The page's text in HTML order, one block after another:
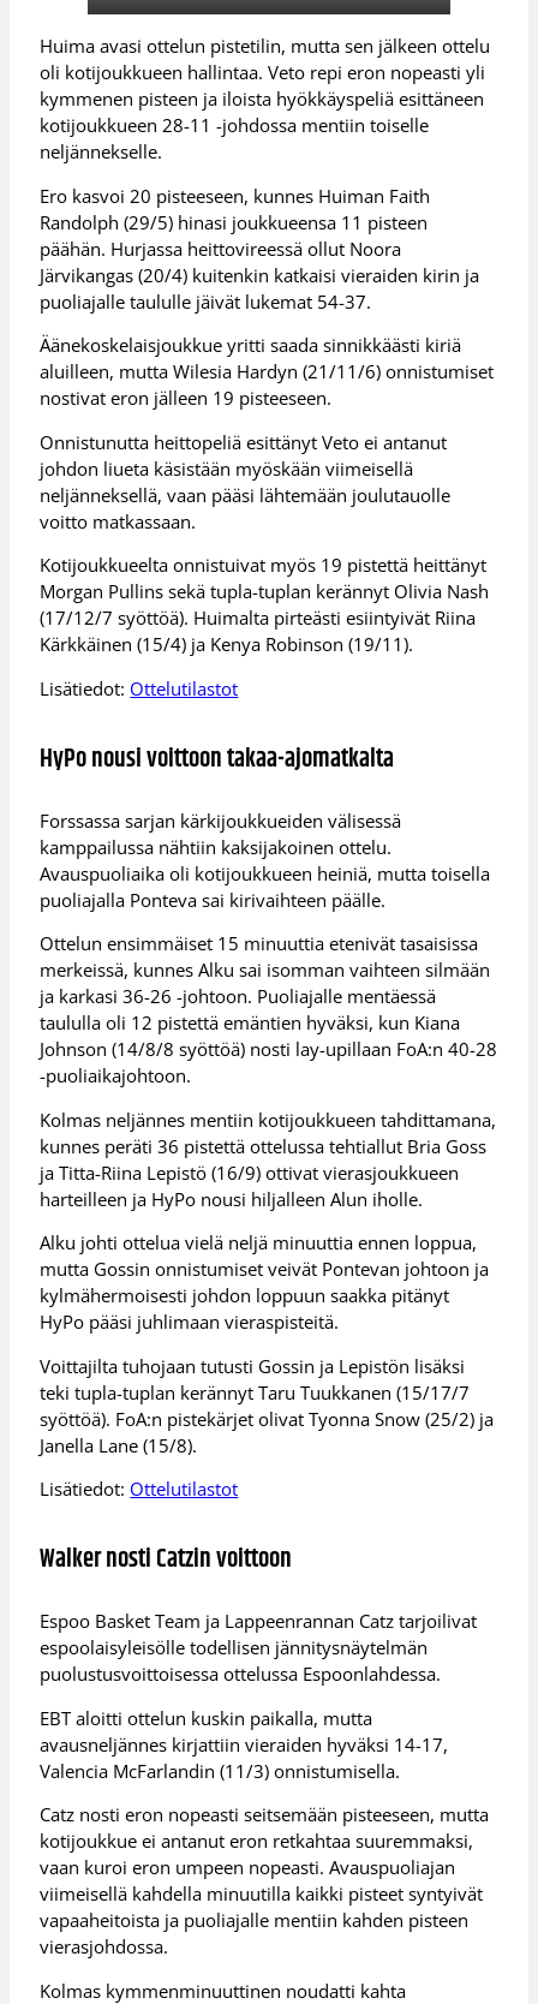
Huima avasi ottelun pistetilin, mutta sen jälkeen ottelu
oli kotijoukkueen hallintaa. Veto repi eron nopeasti yli
kymmenen pisteen ja iloista hyökkäyspeliä esittäneen
kotijoukkueen 28-11 -johdossa mentiin toiselle
neljännekselle.
Ero kasvoi 20 pisteeseen, kunnes Huiman Faith
Randolph (29/5) hinasi joukkueensa 11 pisteen
päähän. Hurjassa heittovireessä ollut Noora
Järvikangas (20/4) kuitenkin katkaisi vieraiden kirin ja
puoliajalle taululle jäivät lukemat 54-37.
Äänekoskelaisjoukkue yritti saada sinnikkäästi kiriä
aluilleen, mutta Wilesia Hardyn (21/11/6) onnistumiset
nostivat eron jälleen 19 pisteeseen.
Onnistunutta heittopeliä esittänyt Veto ei antanut
johdon liueta käsistään myöskään viimeisellä
neljänneksellä, vaan pääsi lähtemään joulutauolle
voitto matkassaan.
Kotijoukkueelta onnistuivat myös 19 pistettä heittänyt
Morgan Pullins sekä tupla-tuplan kerännyt Olivia Nash
(17/12/7 syöttöä). Huimalta pirteästi esiintyivät Riina
Kärkkäinen (15/4) ja Kenya Robinson (19/11).
Lisätiedot: Ottelutilastot
HyPo nousi voittoon takaa-ajomatkalta
Forssassa sarjan kärkijoukkueiden välisessä
kamppailussa nähtiin kaksijakoinen ottelu.
Avauspuoliaika oli kotijoukkueen heiniä, mutta toisella
puoliajalla Ponteva sai kirivaihteen päälle.
Ottelun ensimmäiset 15 minuuttia etenivät tasaisissa
merkeissä, kunnes Alku sai isomman vaihteen silmään
ja karkasi 36-26 -johtoon. Puoliajalle mentäessä
taululla oli 12 pistettä emäntien hyväksi, kun Kiana
Johnson (14/8/8 syöttöä) nosti lay-upillaan FoA:n 40-28
-puoliaikajohtoon.
Kolmas neljännes mentiin kotijoukkueen tahdittamana,
kunnes peräti 36 pistettä ottelussa tehtiallut Bria Goss
ja Titta-Riina Lepistö (16/9) ottivat vierasjoukkueen
harteilleen ja HyPo nousi hiljalleen Alun iholle.
Alku johti ottelua vielä neljä minuuttia ennen loppua,
mutta Gossin onnistumiset veivät Pontevan johtoon ja
kylmähermoisesti johdon loppuun saakka pitänyt
HyPo pääsi juhlimaan vieraspisteitä.
Voittajilta tuhojaan tutusti Gossin ja Lepistön lisäksi
teki tupla-tuplan kerännyt Taru Tuukkanen (15/17/7
syöttöä). FoA:n pistekärjet olivat Tyonna Snow (25/2) ja
Janella Lane (15/8).
Lisätiedot: Ottelutilastot
Walker nosti Catzin voittoon
Espoo Basket Team ja Lappeenrannan Catz tarjoilivat
espoolaisyleisölle todellisen jännitysnäytelmän
puolustusvoittoisessa ottelussa Espoonlahdessa.
EBT aloitti ottelun kuskin paikalla, mutta
avausneljännes kirjattiin vieraiden hyväksi 14-17,
Valencia McFarlandin (11/3) onnistumisella.
Catz nosti eron nopeasti seitsemään pisteeseen, mutta
kotijoukkue ei antanut eron retkahtaa suuremmaksi,
vaan kuroi eron umpeen nopeasti. Avauspuoliajan
viimeisellä kahdella minuutilla kaikki pisteet syntyivät
vapaaheitoista ja puoliajalle mentiin kahden pisteen
vierasjohdossa.
Kolmas kymmenminuuttinen noudatti kahta